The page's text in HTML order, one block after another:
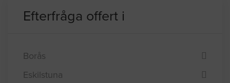
Efterfråga offert i